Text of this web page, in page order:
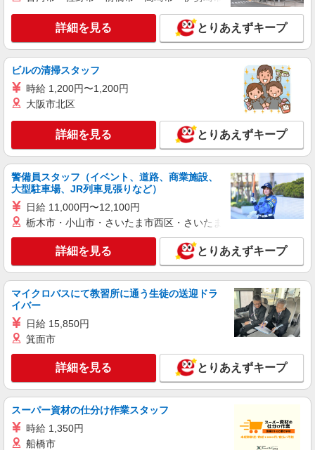
詳細を見る とりあえずキープ
ビルの清掃スタッフ
時給 1,200円〜1,200円
大阪市北区
詳細を見る とりあえずキープ
警備員スタッフ（イベント、道路、商業施設、
大型駐車場、JR列車見張りなど）
日給 11,000円〜12,100円
栃木市・小山市・さいたま市西区・さいたま市岩槻区・久喜市・
詳細を見る とりあえずキープ
マイクロバスにて教習所に通う生徒の送迎ドラ
イバー
日給 15,850円
箕面市
詳細を見る とりあえずキープ
スーパー資材の仕分け作業スタッフ
時給 1,350円
船橋市